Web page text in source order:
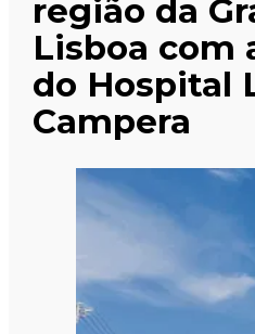
região da
Lisboa com
do Hospital
Campera